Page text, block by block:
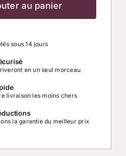
de
Nouvelle
du
Juillet
au panier
sous 14 jours
en un seul morceau
livraison les moins chers
la garantie du meilleur prix